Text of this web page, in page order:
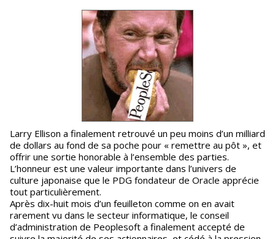
Larry Ellison a finalement retrouvé un peu moins d’un milliard
de dollars au fond de sa poche pour « remettre au pôt », et
offrir une sortie honorable à l’ensemble des parties.
L’honneur est une valeur importante dans l’univers de
culture japonaise que le PDG fondateur de Oracle apprécie
tout particulièrement.
Après dix-huit mois d’un feuilleton comme on en avait
rarement vu dans le secteur informatique, le conseil
d’administration de Peoplesoft a finalement accepté de